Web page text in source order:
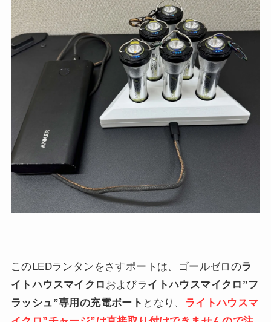
このLEDランタンをさすポートは、ゴールゼロのラ
イトハウスマイクロ およびラ イトハウスマイクロ”フ
ラッシュ”専用の充電ポート となり、 ライトハウスマ